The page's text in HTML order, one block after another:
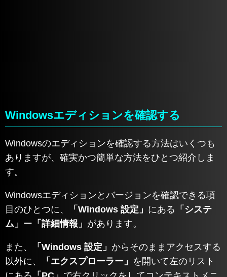
Windowsエディションを確認する
Windowsのエディションを確認する方法はいくつも
ありますが、確実かつ簡単な方法をひとつ紹介しま
す。
Windowsエディションとバージョンを確認できる項
目のひとつに、
「Windows 設定」 にある 「システ
ム」 ー 「詳細情報」 があります。
また、 「Windows 設定」 からそのままアクセスする
以外に、
「エクスプローラー」 を開いて左のリスト